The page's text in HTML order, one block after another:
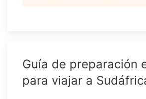
Guía de preparación
para viajar a